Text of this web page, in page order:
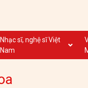
Nhạc sĩ, nghệ sĩ Việt
Nam
Nghệ sĩ biểu diễn VN
Nhạc sĩ VN